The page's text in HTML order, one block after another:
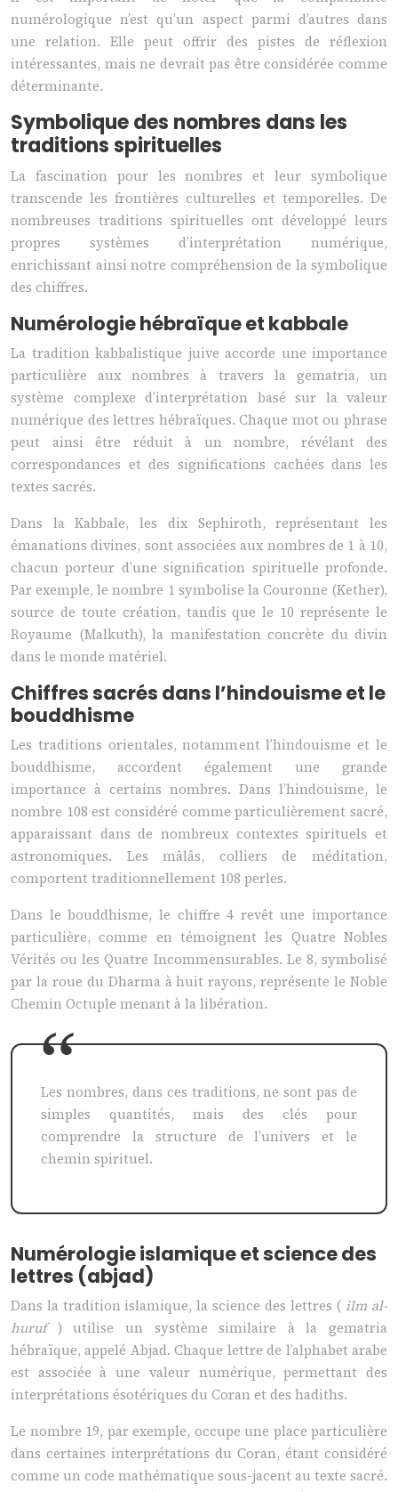
numérologique n’est qu’un aspect parmi d’autres dans
une relation. Elle peut offrir des pistes de réflexion
intéressantes, mais ne devrait pas être considérée comme
déterminante.
Symbolique des nombres dans les
traditions spirituelles
La fascination pour les nombres et leur symbolique
transcende les frontières culturelles et temporelles. De
nombreuses traditions spirituelles ont développé leurs
propres systèmes d’interprétation numérique,
enrichissant ainsi notre compréhension de la symbolique
des chiffres.
Numérologie hébraïque et kabbale
La tradition kabbalistique juive accorde une importance
particulière aux nombres à travers la gematria, un
système complexe d’interprétation basé sur la valeur
numérique des lettres hébraïques. Chaque mot ou phrase
peut ainsi être réduit à un nombre, révélant des
correspondances et des significations cachées dans les
textes sacrés.
Dans la Kabbale, les dix Sephiroth, représentant les
émanations divines, sont associées aux nombres de 1 à 10,
chacun porteur d’une signification spirituelle profonde.
Par exemple, le nombre 1 symbolise la Couronne (Kether),
source de toute création, tandis que le 10 représente le
Royaume (Malkuth), la manifestation concrète du divin
dans le monde matériel.
Chiffres sacrés dans l’hindouisme et le
bouddhisme
Les traditions orientales, notamment l’hindouisme et le
bouddhisme, accordent également une grande
importance à certains nombres. Dans l’hindouisme, le
nombre 108 est considéré comme particulièrement sacré,
apparaissant dans de nombreux contextes spirituels et
astronomiques. Les mâlâs, colliers de méditation,
comportent traditionnellement 108 perles.
Dans le bouddhisme, le chiffre 4 revêt une importance
particulière, comme en témoignent les Quatre Nobles
Vérités ou les Quatre Incommensurables. Le 8, symbolisé
par la roue du Dharma à huit rayons, représente le Noble
Chemin Octuple menant à la libération.
Les nombres, dans ces traditions, ne sont pas de
simples quantités, mais des clés pour
comprendre la structure de l’univers et le
chemin spirituel.
Numérologie islamique et science des
lettres (abjad)
Dans la tradition islamique, la science des lettres ( ilm al-
huruf ) utilise un système similaire à la gematria
hébraïque, appelé Abjad. Chaque lettre de l’alphabet arabe
est associée à une valeur numérique, permettant des
interprétations ésotériques du Coran et des hadiths.
Le nombre 19, par exemple, occupe une place particulière
dans certaines interprétations du Coran, étant considéré
comme un code mathématique sous-jacent au texte sacré.